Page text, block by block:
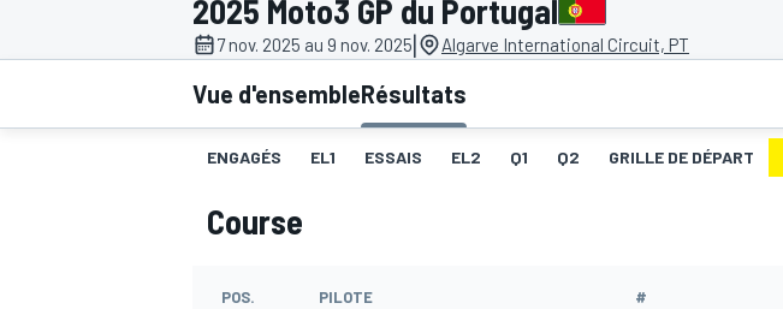
2025 Moto3 GP du Portugal
7 nov. 2025 au 9 nov. 2025| Algarve International Circuit, PT
Vue d'ensembleRésultats
ENGAGÉS EL1 ESSAIS EL2 Q1 Q2 GRILLE DE DÉPART
Course
POS. PILOTE #